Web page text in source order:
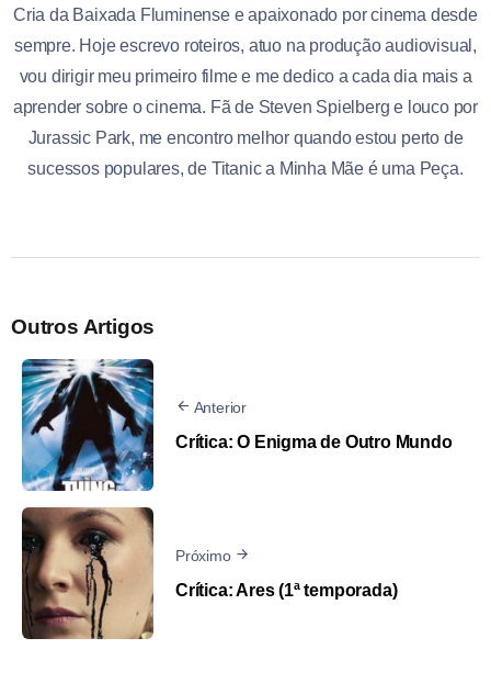
Cria da Baixada Fluminense e apaixonado por cinema desde
sempre. Hoje escrevo roteiros, atuo na produção audiovisual,
vou dirigir meu primeiro filme e me dedico a cada dia mais a
aprender sobre o cinema. Fã de Steven Spielberg e louco por
Jurassic Park, me encontro melhor quando estou perto de
sucessos populares, de Titanic a Minha Mãe é uma Peça.
Outros Artigos
Anterior
Crítica: O Enigma de Outro Mundo
Próximo
Crítica: Ares (1ª temporada)